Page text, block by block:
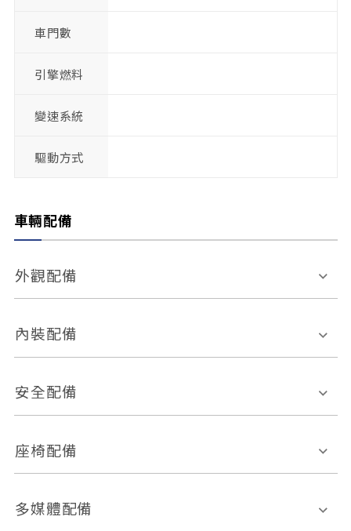
車門數
引擎燃料
變速系統
驅動方式
車輛配備
外觀配備
電動天窗
後視鏡方向指示燈
內裝配備
多功能方向盤
恆溫空調
安全配備
前座正面氣囊
ABS防鎖死
座椅配備
皮椅
多媒體配備